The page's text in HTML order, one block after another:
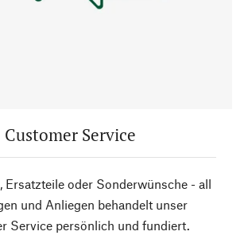
Customer Service
Ersatzteile oder Sonderwünsche - all
und Anliegen behandelt unser
Service persönlich und fundiert.